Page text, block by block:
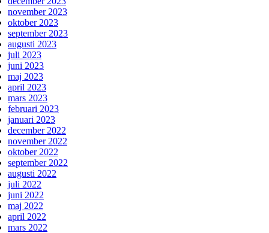
november 2023
oktober 2023
september 2023
augusti 2023
juli 2023
juni 2023
maj 2023
april 2023
mars 2023
februari 2023
januari 2023
december 2022
november 2022
oktober 2022
september 2022
augusti 2022
juli 2022
juni 2022
maj 2022
april 2022
mars 2022